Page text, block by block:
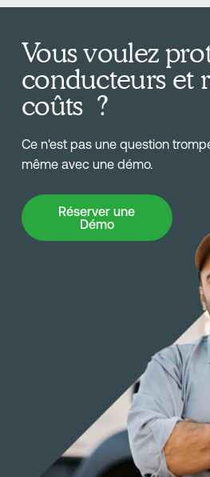
Vous voulez
conducteurs et
coûts ?
Ce n'est pas une question
même avec une démo.
Réserver une
Démo
Réserver une Démo